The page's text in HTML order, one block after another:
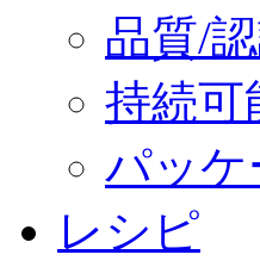
品質/
持続可
パッ
レシピ